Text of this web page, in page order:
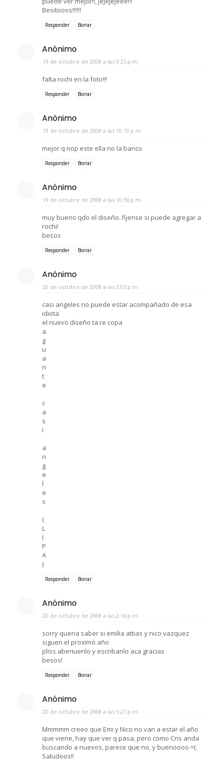
Besitooos!!!!!!
Responder Borrar
Anónimo
19 de octubre de 2008 a las 9:25 p.m.
falta rochi en la foto!!!
Responder Borrar
Anónimo
19 de octubre de 2008 a las 10:19 p.m.
mejor q nop este ella no la banco
Responder Borrar
Anónimo
19 de octubre de 2008 a las 10:36 p.m.
muy bueno qdo el diseño..fijense si puede agregar a
rochi!
besos
Responder Borrar
Anónimo
20 de octubre de 2008 a las 2:03 p.m.
casi angeles no puede estar acompañado de esa
idiota
el nuevo diseño ta re copa
a
g
u
a
n
t
e
c
a
s
i
a
n
g
e
l
e
s
(
L
I
P
A
)
Responder Borrar
Anónimo
20 de octubre de 2008 a las 2:16 p.m.
sorry queria saber si emilia attias y nico vazquez
siguen el proximó año
pliss aberiuenlo y escribanlo aca gracias
besos!
Responder Borrar
Anónimo
20 de octubre de 2008 a las 5:21 p.m.
Mmmmm creeo que Emi y Nico no van a estar el año
que viene, hay que ver q pasa, pero como Cris anda
buscando a nuevos, parece que no, y buenoooo =(.
Saludoos!!